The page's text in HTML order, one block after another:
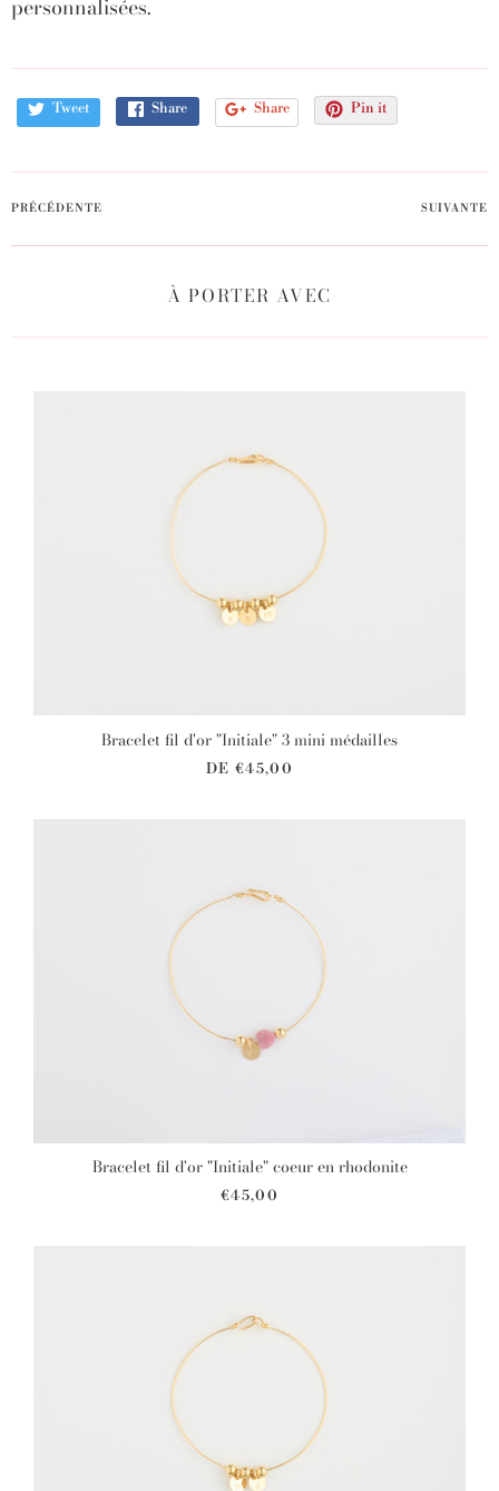
personnalisées.
Tweet Share Share Pin it
PRÉCÉDENTE SUIVANTE
À PORTER AVEC
Bracelet fil d'or "Initiale" 3 mini médailles
DE€45,00
Bracelet fil d'or "Initiale" coeur en rhodonite
€45,00